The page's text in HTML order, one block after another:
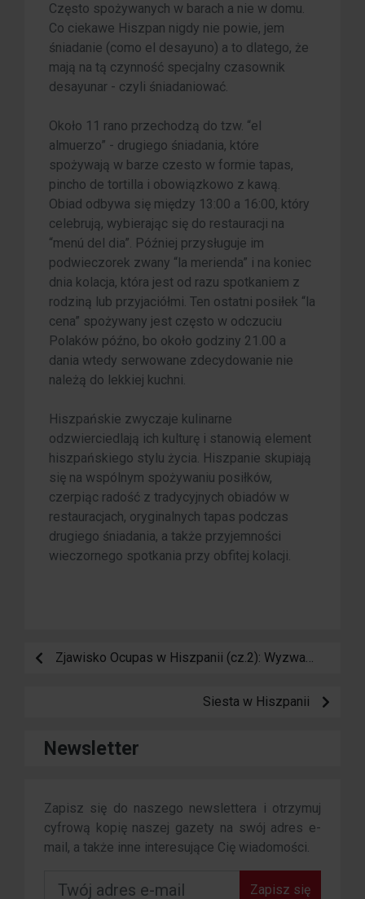
Często spożywanych w barach a nie w domu.
Co ciekawe Hiszpan nigdy nie powie, jem
śniadanie (como el desayuno) a to dlatego, że
mają na tą czynność specjalny czasownik
desayunar - czyli śniadaniować.
Około 11 rano przechodzą do tzw. “el
almuerzo” - drugiego śniadania, które
spożywają w barze czesto w formie tapas,
pincho de tortilla i obowiązkowo z kawą.
Obiad odbywa się między 13:00 a 16:00, który
celebrują, wybierając się do restauracji na
“menú del dia”. Później przysługuje im
podwieczorek zwany “la merienda” i na koniec
dnia kolacja, która jest od razu spotkaniem z
rodziną lub przyjaciółmi. Ten ostatni posiłek “la
cena” spożywany jest często w odczuciu
Polaków późno, bo około godziny 21.00 a
dania wtedy serwowane zdecydowanie nie
należą do lekkiej kuchni.
Hiszpańskie zwyczaje kulinarne
odzwierciedlają ich kulturę i stanowią element
hiszpańskiego stylu życia. Hiszpanie skupiają
się na wspólnym spożywaniu posiłków,
czerpiąc radość z tradycyjnych obiadów w
restauracjach, oryginalnych tapas podczas
drugiego śniadania, a także przyjemności
wieczornego spotkania przy obfitej kolacji.
Zjawisko Ocupas w Hiszpanii (cz.2): Wyzwania i Rozwiązania
Siesta w Hiszpanii
Newsletter
Zapisz się do naszego newslettera i otrzymuj
cyfrową kopię naszej gazety na swój adres e-
mail, a także inne interesujące Cię wiadomości.
Zapisz się